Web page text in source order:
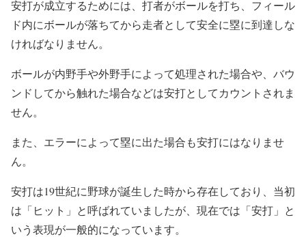
安打が成立するためには、打者がボールを打ち、フィール
ド内にボールが落ちてから走者として安全に塁に到達しな
ければなりません。
ボールが内野手や外野手によって処理された場合や、バウ
ンドしてから触れた場合などは安打としてカウントされま
せん。
また、エラーによって塁に出た場合も安打にはなりませ
ん。
安打は19世紀に野球が誕生した時から存在しており、当初
は「ヒット」と呼ばれていましたが、現在では「安打」と
いう表現が一般的になっています。